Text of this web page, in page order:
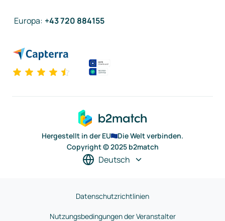
Europa: +43 720 884155
Hergestellt in der EU
Die Welt verbinden.
Copyright © 2025 b2match
Deutsch
Datenschutzrichtlinien
Nutzungsbedingungen der Veranstalter